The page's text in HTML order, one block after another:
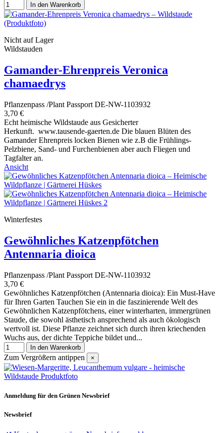
In den Warenkorb
Nicht auf Lager
Wildstauden
Gamander-Ehrenpreis Veronica
chamaedrys
Pflanzenpass /Plant Passport DE-NW-1103932
3,70 €
Echt heimische Wildstaude aus Gesicherter
Herkunft. www.tausende-gaerten.de Die blauen Blüten des
Gamander Ehrenpreis locken Bienen wie z.B die Frühlings-
Pelzbiene, Sand- und Furchenbienen aber auch Fliegen und
Tagfalter an.
Ansicht
Winterfestes
Gewöhnliches Katzenpfötchen
Antennaria dioica
Pflanzenpass /Plant Passport DE-NW-1103932
3,70 €
Gewöhnliches Katzenpfötchen (Antennaria dioica): Ein Must-Have
für Ihren Garten Tauchen Sie ein in die faszinierende Welt des
Gewöhnlichen Katzenpfötchens, einer winterharten, immergrünen
Staude, die sowohl ästhetisch ansprechend als auch ökologisch
wertvoll ist. Diese Pflanze zeichnet sich durch ihren kriechenden
Wuchs aus, der dichte Teppiche bildet und...
In den Warenkorb
Zum Vergrößern antippen ×
Anmeldung für den Grünen Newsbrief
Newsbrief